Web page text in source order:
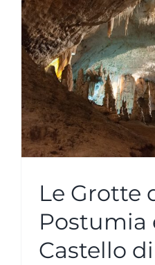
Le Grotte
Postumia
Castello